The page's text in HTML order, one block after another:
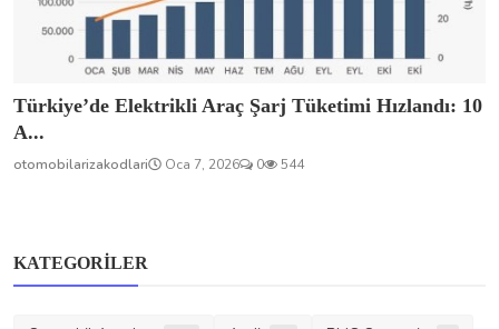
Türkiye’de Elektrikli Araç Şarj Tüketimi Hızlandı: 10
A...
otomobilarizakodlari Oca 7, 2026 0 544
KATEGORILER